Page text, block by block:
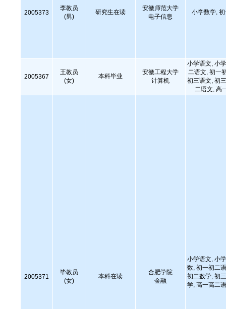
2005373
李教员
(男)
研究生在读
安徽师范大学
电子信息
小学数学,
2005367
王教员
(女)
本科毕业
安徽工程大学
计算机
小学语文, 小
二语文, 初一
初三语文, 初
二语文, 高
2005371
毕教员
(女)
本科在读
合肥学院
金融
小学语文, 小
数, 初一初二
初二数学, 初
学, 高一高二